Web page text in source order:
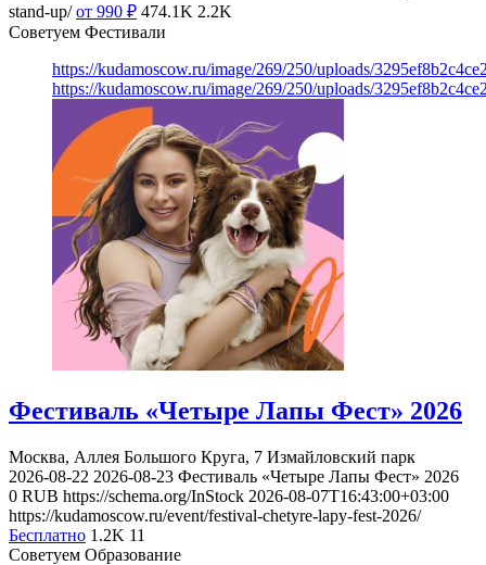
stand-up/ от 990 ₽ 474.1K 2.2K
Советуем Фестивали
https://kudamoscow.ru/image/269/250/uploads/
https://kudamoscow.ru/image/269/250/uploads/
Фестиваль «Четыре Лапы Фест» 2026
Москва, Аллея Большого Круга, 7 Измайловский парк
2026-08-22 2026-08-23 Фестиваль «Четыре Лапы Фест» 2026
0 RUB https://schema.org/InStock 2026-08-07T16:43:00+03:00
https://kudamoscow.ru/event/festival-chetyre-lapy-fest-2026/
Бесплатно 1.2K 11
Советуем Образование